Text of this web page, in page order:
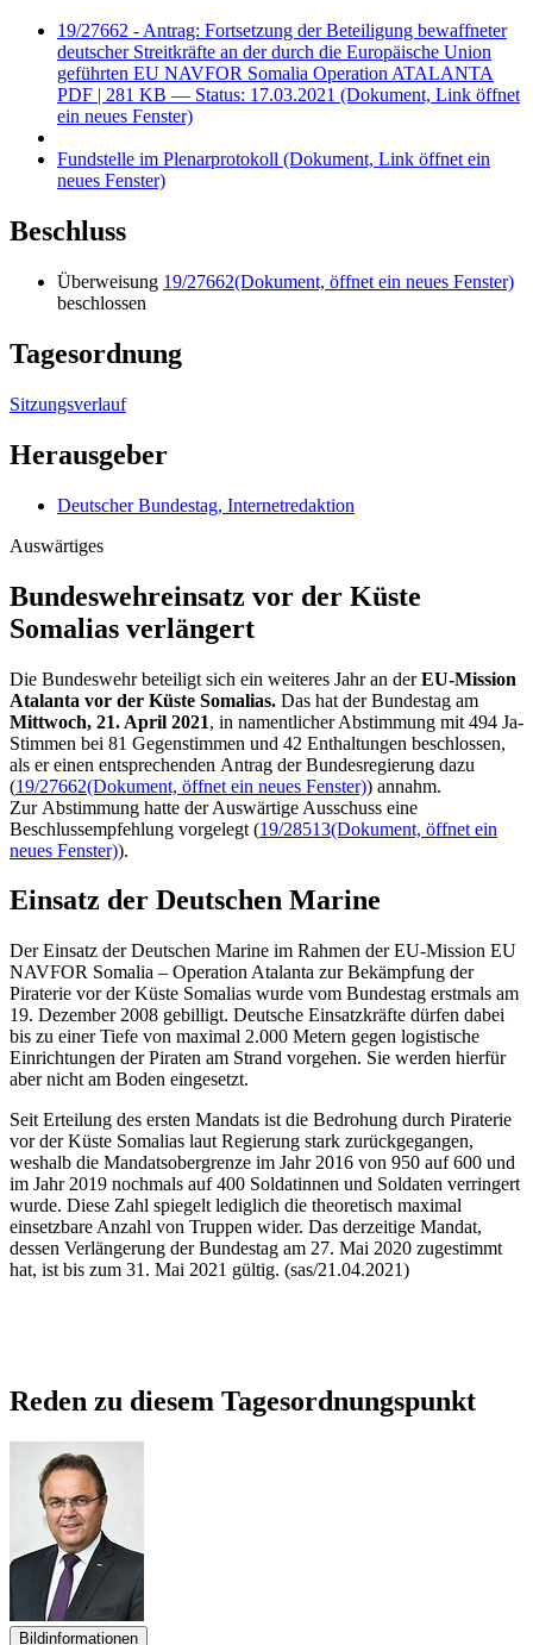
19/27662 - Antrag: Fortsetzung der Beteiligung bewaffneter
deutscher Streitkräfte an der durch die Europäische Union
geführten EU NAVFOR Somalia Operation ATALANTA
PDF | 281 KB — Status: 17.03.2021 (Dokument, Link öffnet
ein neues Fenster)
Fundstelle im Plenarprotokoll (Dokument, Link öffnet ein
neues Fenster)
Beschluss
Überweisung 19/27662(Dokument, öffnet ein neues Fenster)
beschlossen
Tagesordnung
Sitzungsverlauf
Herausgeber
Deutscher Bundestag, Internetredaktion
Auswärtiges
Bundeswehreinsatz vor der Küste
Somalias verlängert
Die Bundeswehr beteiligt sich ein weiteres Jahr an derEU-Mission
Atalanta vor der Küste Somalias. Das hat der Bundestag am
Mittwoch, 21. April 2021, in namentlicher Abstimmung mit 494 Ja-
Stimmen bei 81 Gegenstimmen und 42 Enthaltungen beschlossen,
als er einen entsprechenden Antrag der Bundesregierung dazu
(19/27662(Dokument, öffnet ein neues Fenster)) annahm.
Zur Abstimmung hatte der Auswärtige Ausschuss eine
Beschlussempfehlung vorgelegt (19/28513(Dokument, öffnet ein
neues Fenster)).
Einsatz der Deutschen Marine
Der Einsatz der Deutschen Marine im Rahmen der EU-Mission EU
NAVFOR Somalia – Operation Atalanta zur Bekämpfung der
Piraterie vor der Küste Somalias wurde vom Bundestag erstmals am
19. Dezember 2008 gebilligt. Deutsche Einsatzkräfte dürfen dabei
bis zu einer Tiefe von maximal 2.000 Metern gegen logistische
Einrichtungen der Piraten am Strand vorgehen. Sie werden hierfür
aber nicht am Boden eingesetzt.
Seit Erteilung des ersten Mandats ist die Bedrohung durch Piraterie
vor der Küste Somalias laut Regierung stark zurückgegangen,
weshalb die Mandatsobergrenze im Jahr 2016 von 950 auf 600 und
im Jahr 2019 nochmals auf 400 Soldatinnen und Soldaten verringert
wurde. Diese Zahl spiegelt lediglich die theoretisch maximal
einsetzbare Anzahl von Truppen wider. Das derzeitige Mandat,
dessen Verlängerung der Bundestag am 27. Mai 2020 zugestimmt
hat, ist bis zum 31. Mai 2021 gültig. (sas/21.04.2021)
Reden zu diesem Tagesordnungspunkt
Bildinformationen